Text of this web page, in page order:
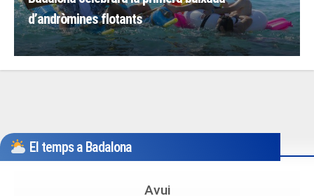
d’andròmines flotants
El temps a Badalona